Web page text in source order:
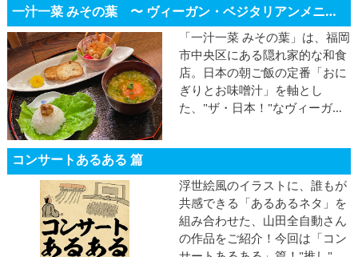
一汁一菜 みその葉 〜 ヴィーガン・ベジタリアンメニュー試食ツアー in 福岡市！〜
「一汁一菜 みその葉」は、福岡
市中央区にある隠れ家的な和食
店。日本の朝ご飯の定番「おに
ぎりとお味噌汁」を軸とし
た、"ザ・日本！"なヴィーガン
♪
コンサートあるある 篇
浮世絵風のイラストに、誰もが
共感できる「あるあるネタ」を
組み合わせた、山田全自動さん
の作品をご紹介！今回は「コン